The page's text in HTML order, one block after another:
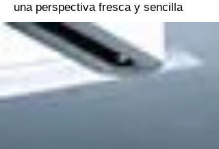
una perspectiva fresca y sencilla